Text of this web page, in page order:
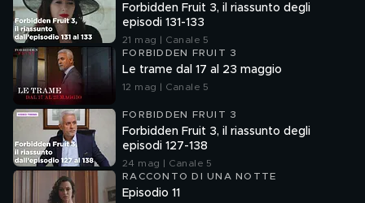
Forbidden Fruit 3, il riassunto degli
episodi 131-133
21 mag | Canale 5
FORBIDDEN FRUIT 3
Le trame dal 17 al 23 maggio
12 mag | Canale 5
FORBIDDEN FRUIT 3
Forbidden Fruit 3, il riassunto degli
episodi 127-138
24 mag | Canale 5
RACCONTO DI UNA NOTTE
Episodio 11